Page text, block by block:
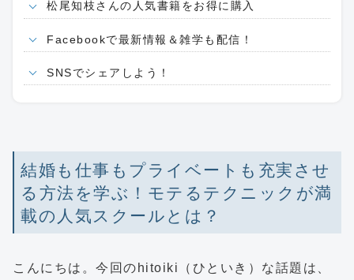
松尾知枝さんの人気書籍をお得に購入
Facebookで最新情報＆雑学も配信！
SNSでシェアしよう！
結婚も仕事もプライベートも充実させ
る方法を学ぶ！モテるテクニックが満
載の人気スクールとは？
こんにちは。今回のhitoiki（ひといき）な話題は、